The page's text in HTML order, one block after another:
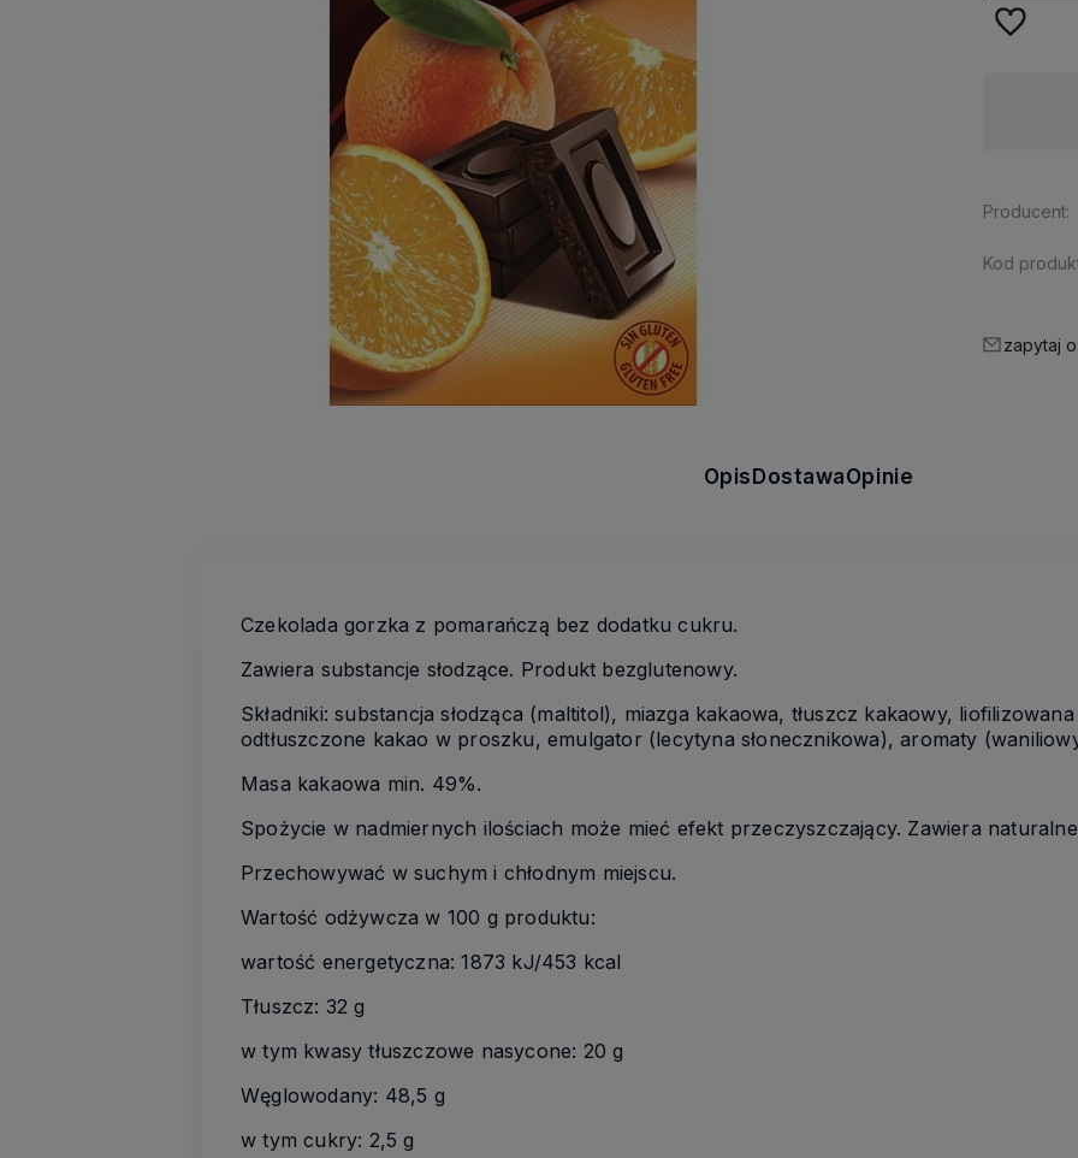
Dostępność:
Producent:
Kod
zapytaj
Opis DostawaOpinie
Czekolada gorzka z pomarańczą bez dodatku cukru.
Zawiera substancje słodzące. Produkt bezglutenowy.
Składniki: substancja słodząca (maltitol), miazga kakaowa, tłuszcz kakaowy,
odtłuszczone kakao w proszku, emulgator (lecytyna słonecznikowa), aromaty
Masa kakaowa min. 49%.
Spożycie w nadmiernych ilościach może mieć efekt przeczyszczający. Zawiera
Przechowywać w suchym i chłodnym miejscu.
Wartość odżywcza w 100 g produktu:
wartość energetyczna: 1873 kJ/453 kcal
Tłuszcz: 32 g
w tym kwasy tłuszczowe nasycone: 20 g
Węglowodany: 48,5 g
w tym cukry: 2,5 g